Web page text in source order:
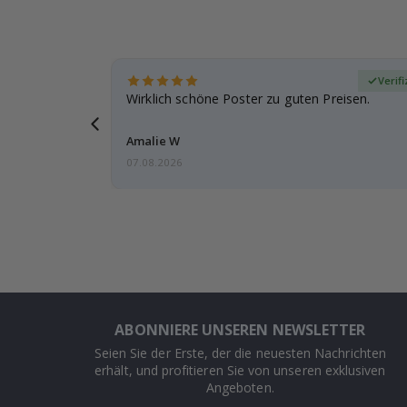
Wirklich schöne Poster zu guten Preisen.
Amalie W
07.08.2026
ABONNIERE UNSEREN NEWSLETTER
Seien Sie der Erste, der die neuesten Nachrichten
erhält, und profitieren Sie von unseren exklusiven
Angeboten.